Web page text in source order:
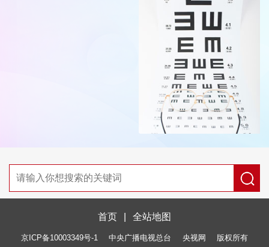
首页 全站地图
京ICP备10003349号-1 中央广播电视总台 央视网 版权所有